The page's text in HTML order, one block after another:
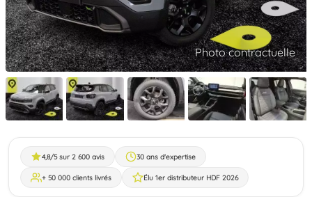
Photo contractuelle
4,8/5 sur 2 600 avis 30 ans d'expertise
+ 50 000 clients livrés Élu 1er distributeur HDF 2026